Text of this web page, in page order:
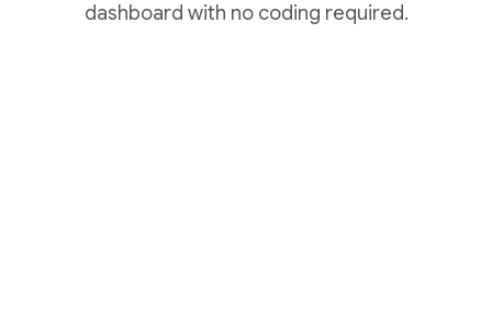
dashboard with no coding required.